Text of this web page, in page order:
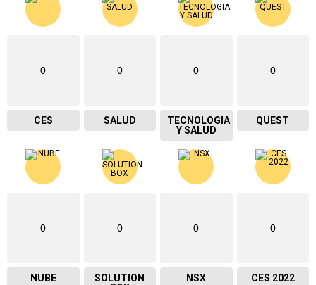
0
CES
0
SALUD
0
TECNOLOGIA
Y SALUD
0
QUEST
0
NUBE
0
SOLUTION
0
NSX
0
CES 2022